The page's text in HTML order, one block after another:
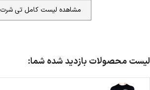
مشاهده لیست کامل تی شرت
لیست محصولات بازدید شده شما: